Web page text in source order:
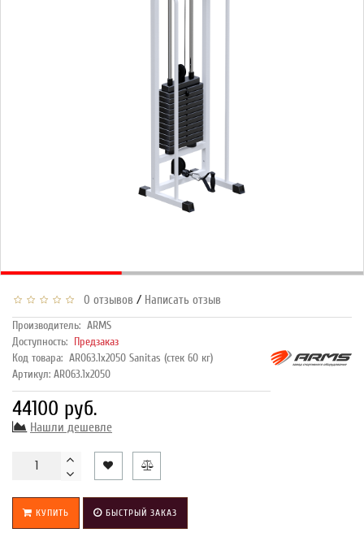
0 отзывов / Написать отзыв
Производитель: ARMS
Доступность: Предзаказ
Код товара: AR063.1х2050 Sanitas (стек 60 кг)
Артикул: AR063.1х2050
44100 руб.
Нашли дешевле
КУПИТЬ БЫСТРЫЙ ЗАКАЗ